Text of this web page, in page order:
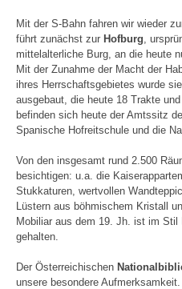
Mit der S-Bahn fahren wir wieder
führt zunächst zur Hofburg ,
mittelalterliche Burg, an die heute
Mit der Zunahme der Macht der
ihres Herrschaftsgebietes wurde
ausgebaut, die heute 18 Trakte
befinden sich heute der Amtssitz
Spanische Hofreitschule und die
Von den insgesamt rund 2.500
besichtigen: u.a. die
Stukkaturen, wertvollen
Lüstern aus böhmischem Kristall
Mobiliar aus dem 19. Jh. ist im
gehalten.
Der Österreichischen
unsere besondere